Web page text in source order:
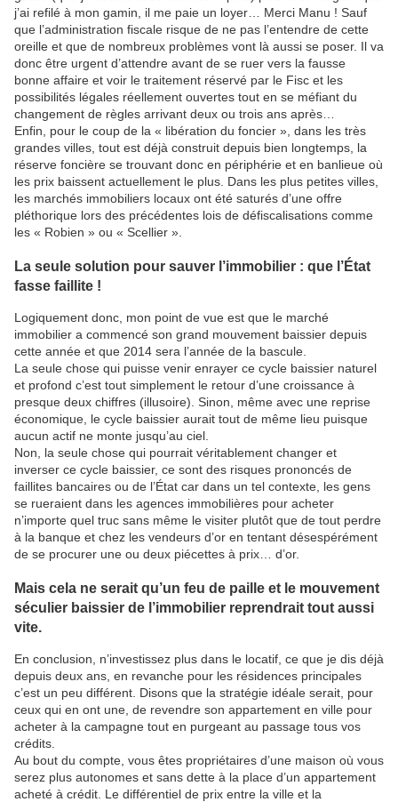
j’ai refilé à mon gamin, il me paie un loyer… Merci Manu ! Sauf
que l’administration fiscale risque de ne pas l’entendre de cette
oreille et que de nombreux problèmes vont là aussi se poser. Il va
donc être urgent d’attendre avant de se ruer vers la fausse
bonne affaire et voir le traitement réservé par le Fisc et les
possibilités légales réellement ouvertes tout en se méfiant du
changement de règles arrivant deux ou trois ans après…
Enfin, pour le coup de la « libération du foncier », dans les très
grandes villes, tout est déjà construit depuis bien longtemps, la
réserve foncière se trouvant donc en périphérie et en banlieue où
les prix baissent actuellement le plus. Dans les plus petites villes,
les marchés immobiliers locaux ont été saturés d’une offre
pléthorique lors des précédentes lois de défiscalisations comme
les « Robien » ou « Scellier ».
La seule solution pour sauver l’immobilier : que l’État
fasse faillite !
Logiquement donc, mon point de vue est que le marché
immobilier a commencé son grand mouvement baissier depuis
cette année et que 2014 sera l’année de la bascule.
La seule chose qui puisse venir enrayer ce cycle baissier naturel
et profond c’est tout simplement le retour d’une croissance à
presque deux chiffres (illusoire). Sinon, même avec une reprise
économique, le cycle baissier aurait tout de même lieu puisque
aucun actif ne monte jusqu’au ciel.
Non, la seule chose qui pourrait véritablement changer et
inverser ce cycle baissier, ce sont des risques prononcés de
faillites bancaires ou de l’État car dans un tel contexte, les gens
se rueraient dans les agences immobilières pour acheter
n’importe quel truc sans même le visiter plutôt que de tout perdre
à la banque et chez les vendeurs d’or en tentant désespérément
de se procurer une ou deux piécettes à prix… d’or.
Mais cela ne serait qu’un feu de paille et le mouvement
séculier baissier de l’immobilier reprendrait tout aussi
vite.
En conclusion, n’investissez plus dans le locatif, ce que je dis déjà
depuis deux ans, en revanche pour les résidences principales
c’est un peu différent. Disons que la stratégie idéale serait, pour
ceux qui en ont une, de revendre son appartement en ville pour
acheter à la campagne tout en purgeant au passage tous vos
crédits.
Au bout du compte, vous êtes propriétaires d’une maison où vous
serez plus autonomes et sans dette à la place d’un appartement
acheté à crédit. Le différentiel de prix entre la ville et la